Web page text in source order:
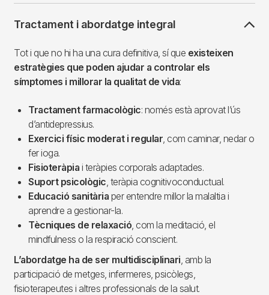
Tractament i abordatge integral
Tot i que no hi ha una cura definitiva, sí que existeixen
estratègies que poden ajudar a controlar els
símptomes i millorar la qualitat de vida:
Tractament farmacològic: només està aprovat l’ús
d’antidepressius.
Exercici físic moderat i regular , com caminar, nedar o
fer ioga.
Fisioteràpia i teràpies corporals adaptades.
Suport psicològic , teràpia cognitivoconductual.
Educació sanitària per entendre millor la malaltia i
aprendre a gestionar-la.
Tècniques de relaxació , com la meditació, el
mindfulness o la respiració conscient.
L’abordatge ha de ser multidisciplinari , amb la
participació de metges, infermeres, psicòlegs,
fisioterapeutes i altres professionals de la salut.